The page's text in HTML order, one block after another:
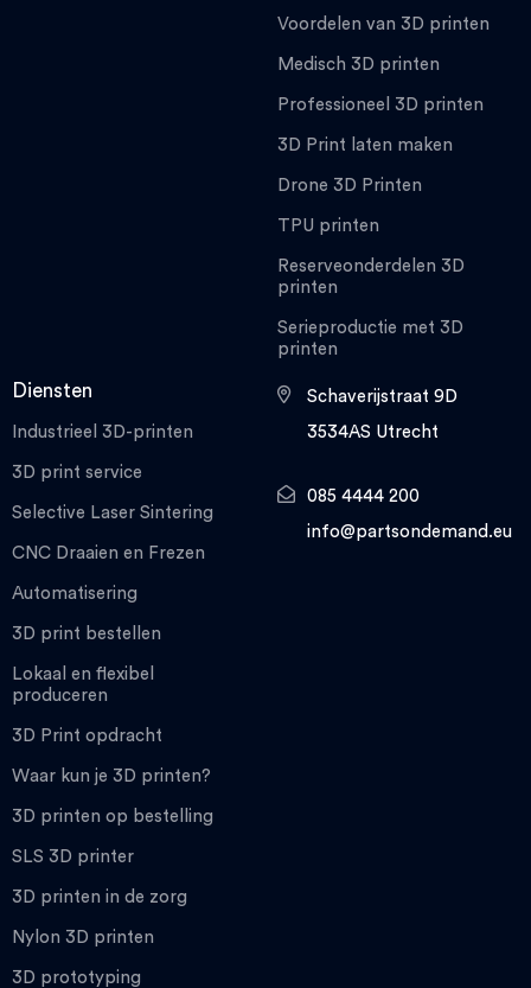
Voordelen van 3D printen
Medisch 3D printen
Professioneel 3D printen
3D Print laten maken
Drone 3D Printen
TPU printen
Reserveonderdelen 3D
printen
Serieproductie met 3D
printen
Diensten
Industrieel 3D-printen
3D print service
Selective Laser Sintering
CNC Draaien en Frezen
Automatisering
3D print bestellen
Lokaal en flexibel
produceren
3D Print opdracht
Waar kun je 3D printen?
3D printen op bestelling
SLS 3D printer
3D printen in de zorg
Nylon 3D printen
3D prototyping
Schaverijstraat 9D
3534AS Utrecht
085 4444 200
info@partsondemand.eu